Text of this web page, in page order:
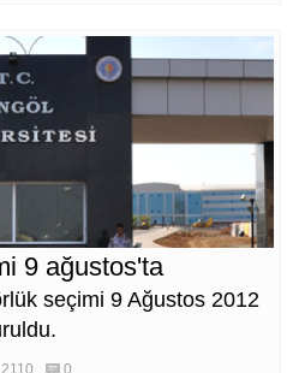
9 ağustos'ta
seçimi 9 Ağustos 2012
2110 0